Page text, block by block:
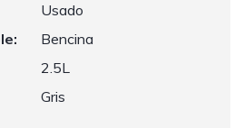
Usado
Bencina
2.5L
Gris